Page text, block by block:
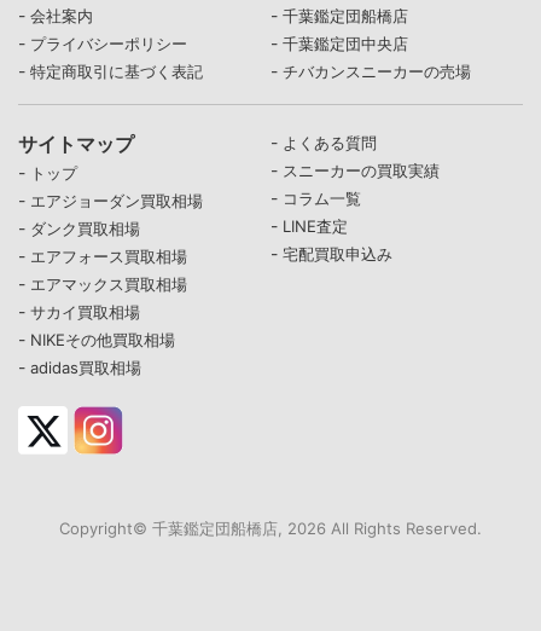
- 会社案内
- プライバシーポリシー
- 特定商取引に基づく表記
- 千葉鑑定団船橋店
- 千葉鑑定団中央店
- チバカンスニーカーの売場
サイトマップ
- トップ
- エアジョーダン買取相場
- ダンク買取相場
- エアフォース買取相場
- エアマックス買取相場
- サカイ買取相場
- NIKEその他買取相場
- adidas買取相場
- よくある質問
- スニーカーの買取実績
- コラム一覧
- LINE査定
- 宅配買取申込み
Copyright© 千葉鑑定団船橋店, 2026 All Rights Reserved.